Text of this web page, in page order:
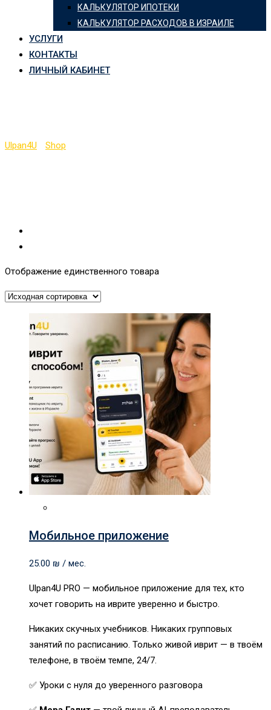
КАЛЬКУЛЯТОР ИПОТЕКИ
КАЛЬКУЛЯТОР РАСХОДОВ В ИЗРАИЛЕ
УСЛУГИ
КОНТАКТЫ
ЛИЧНЫЙ КАБИНЕТ
Ulpan4U Shop
Отображение единственного товара
Мобильное приложение
25.00 ₪ / мес.
Ulpan4U PRO — мобильное приложение для тех, кто
хочет говорить на иврите уверенно и быстро.
Никаких скучных учебников. Никаких групповых
занятий по расписанию. Только живой иврит — в твоём
телефоне, в твоём темпе, 24/7.
✅ Уроки с нуля до уверенного разговора